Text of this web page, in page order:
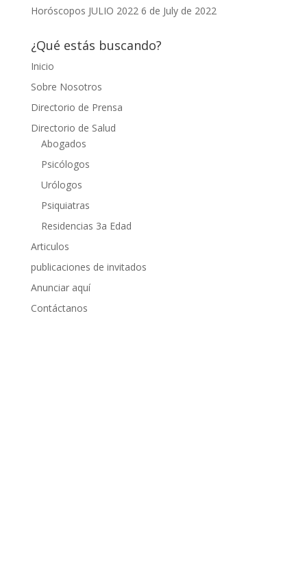
Horóscopos JULIO 2022 6 de July de 2022
¿Qué estás buscando?
Inicio
Sobre Nosotros
Directorio de Prensa
Directorio de Salud
Abogados
Psicólogos
Urólogos
Psiquiatras
Residencias 3a Edad
Articulos
publicaciones de invitados
Anunciar aquí
Contáctanos